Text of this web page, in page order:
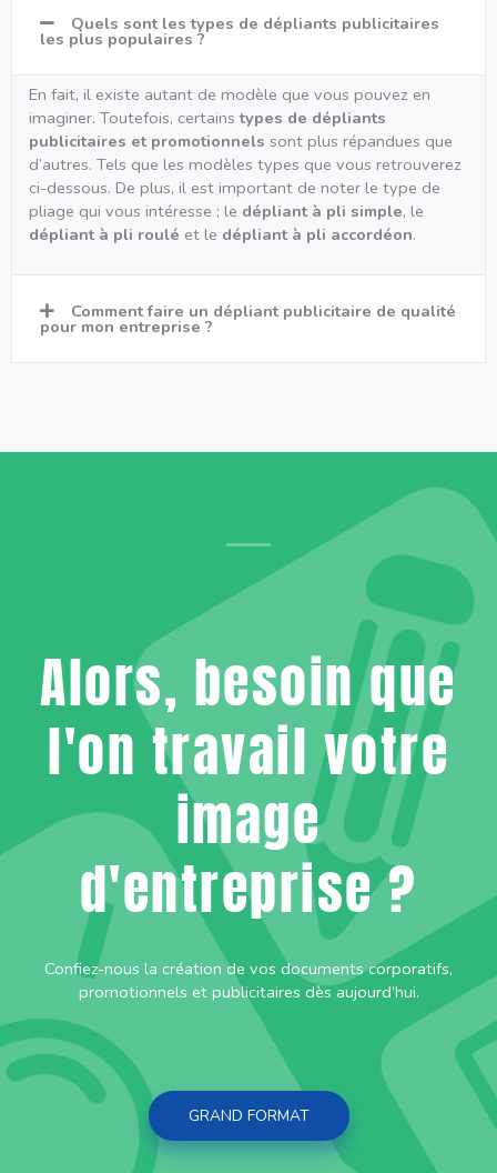
Quels sont les types de dépliants publicitaires
les plus populaires ?
En fait, il existe autant de modèle que vous pouvez en
imaginer. Toutefois, certainstypes de dépliants
publicitaires et promotionnels sont plus répandues que
d’autres. Tels que les modèles types que vous retrouverez
ci-dessous. De plus, il est important de noter le type de
pliage qui vous intéresse ; le dépliant à pli simple, le
dépliant à pli roulé et le dépliant à pli accordéon.
Comment faire un dépliant publicitaire de qualité
pour mon entreprise ?
Alors, besoin que
l'on travail votre
image
d'entreprise ?
Confiez-nous la création de vos documents corporatifs,
promotionnels et publicitaires dès aujourd’hui.
GRAND FORMAT